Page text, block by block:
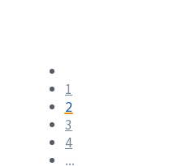
1
2
3
4
...